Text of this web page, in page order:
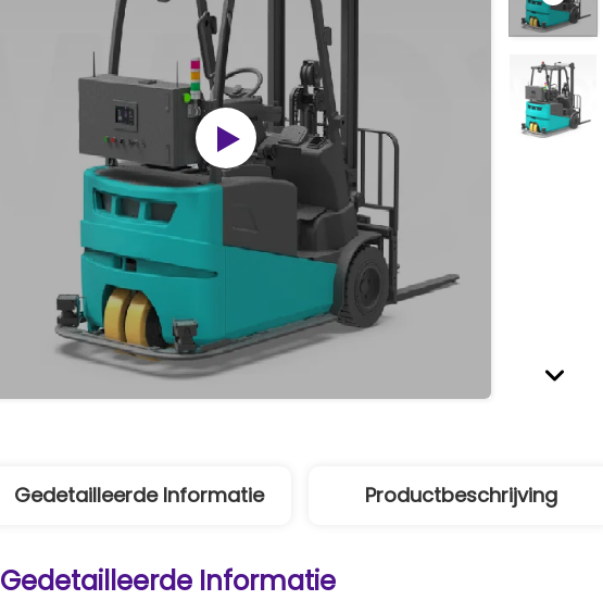
Gedetailleerde Informatie Productbeschrijving
Gedetailleerde Informatie